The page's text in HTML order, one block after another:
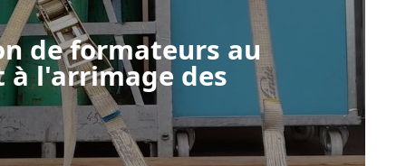
de formateurs au
à l'arrimage des